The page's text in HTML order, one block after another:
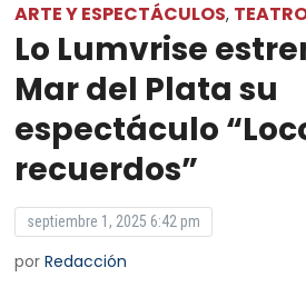
ARTE Y ESPECTÁCULOS,
Lo Lumvrise
Mar del Plata su
espectáculo
recuerdos”
septiembre 1, 2025 6:42 pm
porRedacción